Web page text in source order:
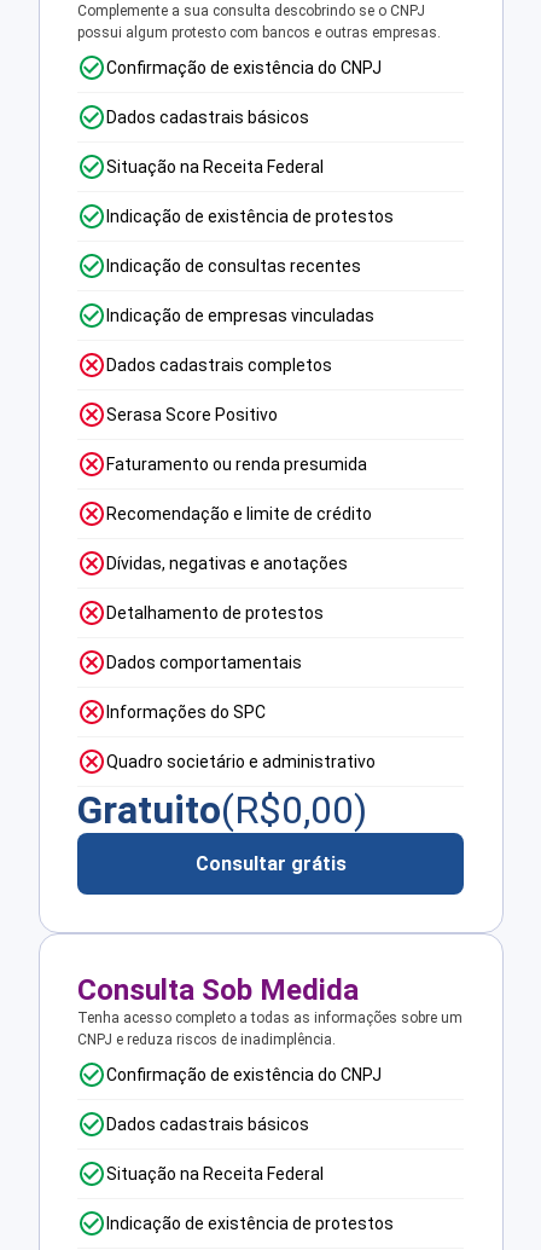
Complemente a sua consulta descobrindo se o CNPJ
possui algum protesto com bancos e outras empresas.
Confirmação de existência do CNPJ
Dados cadastrais básicos
Situação na Receita Federal
Indicação de existência de protestos
Indicação de consultas recentes
Indicação de empresas vinculadas
Dados cadastrais completos
Serasa Score Positivo
Faturamento ou renda presumida
Recomendação e limite de crédito
Dívidas, negativas e anotações
Detalhamento de protestos
Dados comportamentais
Informações do SPC
Quadro societário e administrativo
Gratuito(R$0,00)
Consultar grátis
Consulta Sob Medida
Tenha acesso completo a todas as informações sobre um
CNPJ e reduza riscos de inadimplência.
Confirmação de existência do CNPJ
Dados cadastrais básicos
Situação na Receita Federal
Indicação de existência de protestos